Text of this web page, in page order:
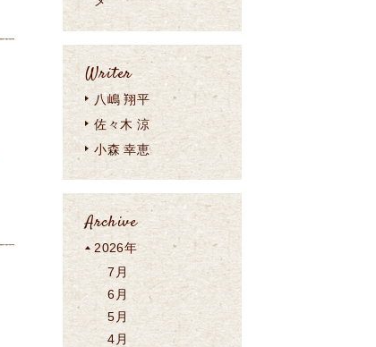
Writer
八嶋 翔平
佐々木 涼
小森 幸恵
Archive
2026年
7月
6月
5月
4月